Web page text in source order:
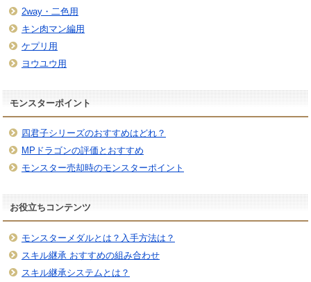
2way・二色用
キン肉マン編用
ケプリ用
ヨウユウ用
モンスターポイント
四君子シリーズのおすすめはどれ？
MPドラゴンの評価とおすすめ
モンスター売却時のモンスターポイント
お役立ちコンテンツ
モンスターメダルとは？入手方法は？
スキル継承 おすすめの組み合わせ
スキル継承システムとは？